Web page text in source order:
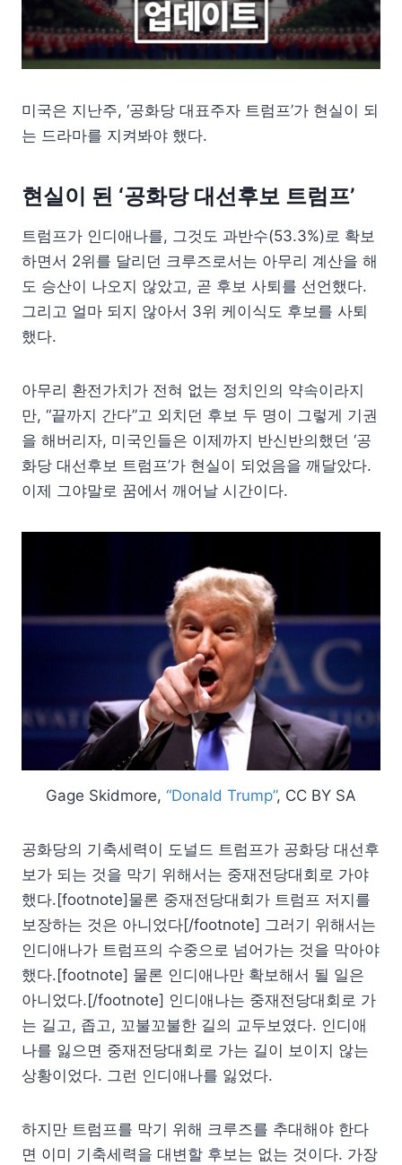
미국은 지난주, ‘공화당 대표주자 트럼프’가 현실이 되
는 드라마를 지켜봐야 했다.
현실이 된 ‘공화당 대선후보 트럼프’
트럼프가 인디애나를, 그것도 과반수(53.3%)로 확보
하면서 2위를 달리던 크루즈로서는 아무리 계산을 해
도 승산이 나오지 않았고, 곧 후보 사퇴를 선언했다.
그리고 얼마 되지 않아서 3위 케이식도 후보를 사퇴
했다.
아무리 환전가치가 전혀 없는 정치인의 약속이라지
만, “끝까지 간다”고 외치던 후보 두 명이 그렇게 기권
을 해버리자, 미국인들은 이제까지 반신반의했던 ‘공
화당 대선후보 트럼프’가 현실이 되었음을 깨달았다.
이제 그야말로 꿈에서 깨어날 시간이다.
Gage Skidmore, “Donald Trump”, CC BY SA
공화당의 기축세력이 도널드 트럼프가 공화당 대선후
보가 되는 것을 막기 위해서는 중재전당대회로 가야
했다.[footnote]물론 중재전당대회가 트럼프 저지를
보장하는 것은 아니었다[/footnote] 그러기 위해서는
인디애나가 트럼프의 수중으로 넘어가는 것을 막아야
했다.[footnote] 물론 인디애나만 확보해서 될 일은
아니었다.[/footnote] 인디애나는 중재전당대회로 가
는 길고, 좁고, 꼬불꼬불한 길의 교두보였다. 인디애
나를 잃으면 중재전당대회로 가는 길이 보이지 않는
상황이었다. 그런 인디애나를 잃었다.
하지만 트럼프를 막기 위해 크루즈를 추대해야 한다
면 이미 기축세력을 대변할 후보는 없는 것이다. 가장